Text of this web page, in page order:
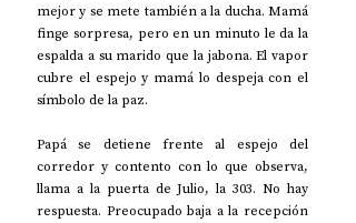
mejor y se mete también a la ducha. Mamá
finge sorpresa, pero en un minuto le da la
espalda a su marido que la jabona. El vapor
cubre el espejo y mamá lo despeja con el
símbolo de la paz.
Papá se detiene frente al espejo del
corredor y contento con lo que observa,
llama a la puerta de Julio, la 303. No hay
respuesta. Preocupado baja a la recepción